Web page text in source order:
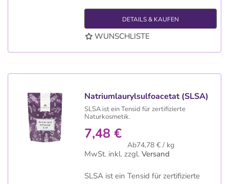
DETAILS & KAUFEN
WUNSCHLISTE
Natriumlaurylsulfoacetat (SLSA)
SLSA ist ein Tensid für zertifizierte
Naturkosmetik.
7,48 €
Ab74,78 € / kg
MwSt. inkl. zzgl. Versand
SLSA ist ein Tensid für zertifizierte